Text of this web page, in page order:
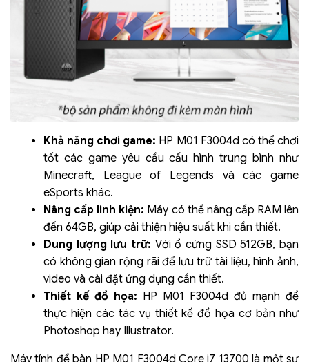
Khả năng chơi game: HP M01 F3004d có thể chơi
tốt các game yêu cầu cấu hình trung bình như
Minecraft, League of Legends và các game
eSports khác.
Nâng cấp linh kiện: Máy có thể nâng cấp RAM lên
đến 64GB, giúp cải thiện hiệu suất khi cần thiết.
Dung lượng lưu trữ: Với ổ cứng SSD 512GB, bạn
có không gian rộng rãi để lưu trữ tài liệu, hình ảnh,
video và cài đặt ứng dụng cần thiết.
Thiết kế đồ họa: HP M01 F3004d đủ mạnh để
thực hiện các tác vụ thiết kế đồ họa cơ bản như
Photoshop hay Illustrator.